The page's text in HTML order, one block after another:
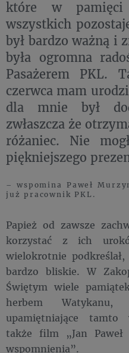
które w
wszystkich
był bardzo ważną i
była ogromna
Pasażerem PKL.
czerwca mam
dla mnie był
zwłaszcza że
różaniec. Nie
piękniejszego
– wspomina Paweł
już pracownik PKL.
Papież od zawsze
korzystać z ich
wielokrotnie
bardzo bliskie. W
Świętym wiele
herbem
upamiętniające tamto
także film „Jan
wspomnienia”.